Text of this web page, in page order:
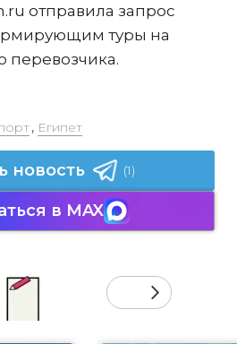
отправила запрос
туры на
перевозчика.
, Египет
новость (1)
в MAX